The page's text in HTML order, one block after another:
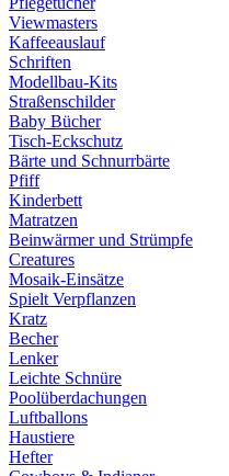
Viewmasters
Kaffeeauslauf
Schriften
Modellbau-Kits
Straßenschilder
Baby Bücher
Tisch-Eckschutz
Bärte und Schnurrbärte
Pfiff
Kinderbett
Matratzen
Beinwärmer und Strümpfe
Creatures
Mosaik-Einsätze
Spielt Verpflanzen
Kratz
Becher
Lenker
Leichte Schnüre
Poolüberdachungen
Luftballons
Haustiere
Hefter